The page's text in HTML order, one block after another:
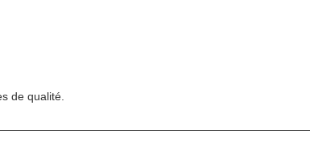
de qualité.